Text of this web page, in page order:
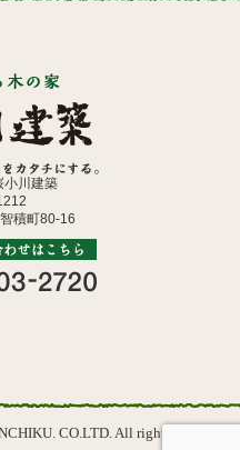
川建築
積町80-16
CO.LTD. All rights reserved.